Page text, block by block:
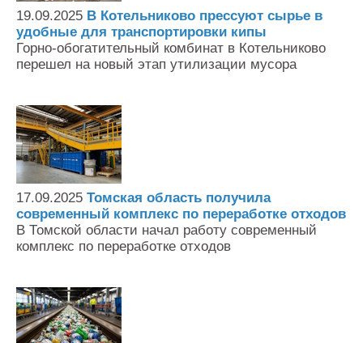
19.09.2025 В Котельниково прессуют сырье в
удобные для транспортировки кипы
Горно-обогатительный комбинат в Котельниково
перешел на новый этап утилизации мусора
17.09.2025 Томская область получила
современный комплекс по переработке отходов
В Томской области начал работу современный
комплекс по переработке отходов